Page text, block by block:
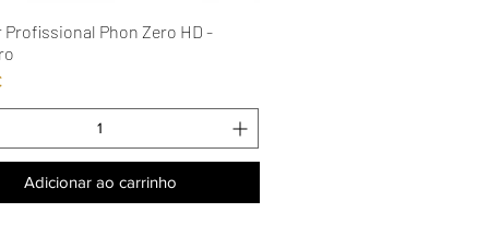
Visualização rápida
Profissional Phon Zero HD -
Adicionar ao carrinho